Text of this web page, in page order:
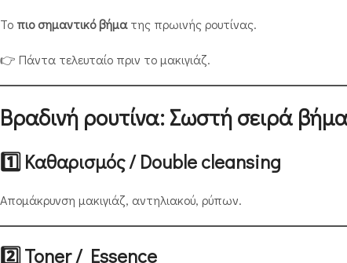
Το πιο σημαντικό βήματης πρωινής ρουτίνας.
👉 Πάντα τελευταίο πριν το μακιγιάζ.
Βραδινή ρουτίνα: Σωστή σειρά
1️⃣ Καθαρισμός / Double cleansing
Απομάκρυνση μακιγιάζ, αντηλιακού, ρύπων.
2️⃣ Toner / Essence